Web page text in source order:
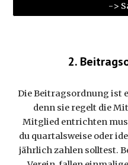
->
2.
Die Beitragsordnung ist
denn sie regelt die
Mitglied entrichten
du quartalsweise oder
jährlich zahlen solltest.